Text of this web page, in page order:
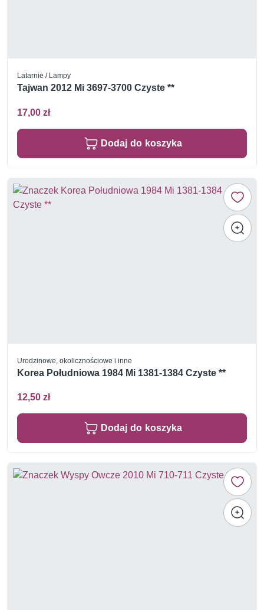
Latarnie / Lampy
Tajwan 2012 Mi 3697-3700 Czyste **
17,00 zł
Dodaj do koszyka
Urodzinowe, okolicznościowe i inne
Korea Południowa 1984 Mi 1381-1384 Czyste **
12,50 zł
Dodaj do koszyka